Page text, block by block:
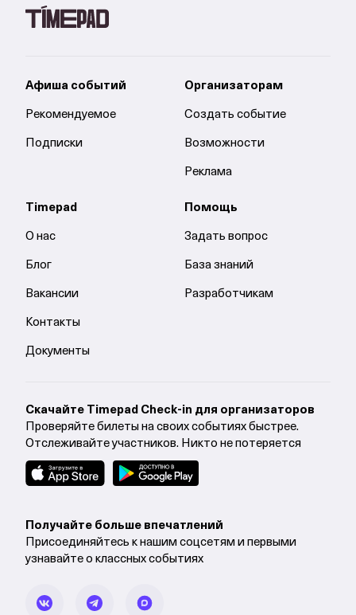
Афиша событий
Рекомендуемое
Подписки
Организаторам
Создать событие
Возможности
Реклама
Timepad
О нас
Блог
Вакансии
Контакты
Документы
Помощь
Задать вопрос
База знаний
Разработчикам
Cкачайте Timepad Check-in для организаторов
Проверяйте билеты на своих событиях быстрее.
Отслеживайте участников. Никто не потеряется
Получайте больше впечатлений
Присоединяйтесь к нашим соцсетям и первыми
узнавайте о классных событиях